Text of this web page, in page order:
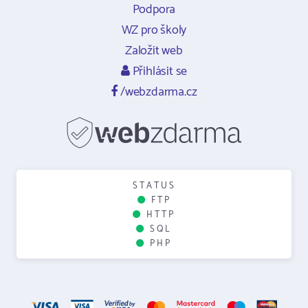
Podpora
WZ pro školy
Založit web
Přihlásit se
/webzdarma.cz
STATUS
FTP
HTTP
SQL
PHP